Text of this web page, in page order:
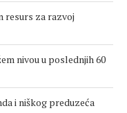
resurs za razvoj
nivou u poslednjih 60
i niškog preduzeća